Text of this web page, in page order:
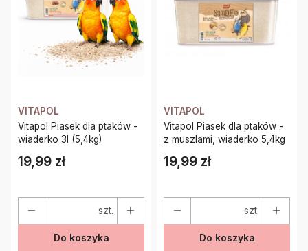
VITAPOL
Vitapol Piasek dla ptaków -
wiaderko 3l (5,4kg)
Cena
19,99 zł
szt.
Do koszyka
VITAPOL
Vitapol Piasek dla ptaków -
z muszlami, wiaderko 5,4kg
Cena
19,99 zł
szt.
Do koszyka